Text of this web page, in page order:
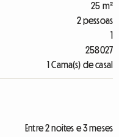
25 m²
2 pessoas
1
258027
1 Cama(s) de casal
Entre 2 noites e 3 meses